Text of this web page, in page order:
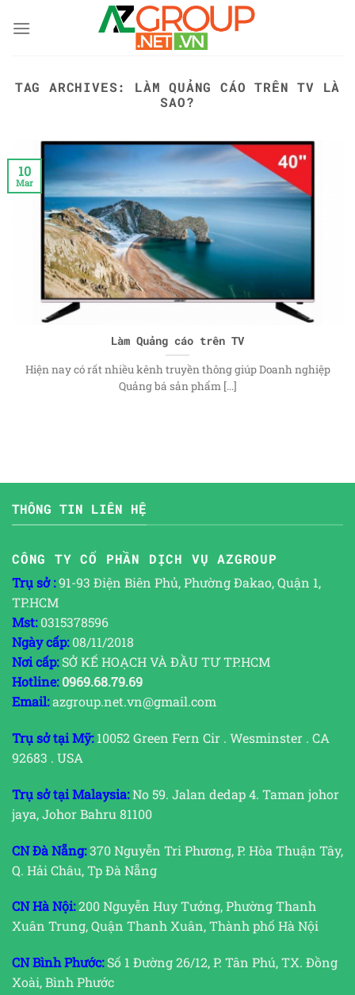
TAG ARCHIVES: LÀM QUẢNG CÁO TRÊN TV LÀ
SAO?
Làm Quảng cáo trên TV
Hiện nay có rất nhiều kênh truyền thông giúp Doanh nghiệp
Quảng bá sản phẩm [...]
10
Mar
THÔNG TIN LIÊN HỆ
CÔNG TY CỔ PHẦN DỊCH VỤ AZGROUP
Trụ sở :91-93 Điện Biên Phủ, Phường Đakao, Quận 1,
TP.HCM
Mst:0315378596
Ngày cấp:08/11/2018
Nơi cấp:SỞ KẾ HOẠCH VÀ ĐẦU TƯ TP.HCM
Hotline: 0969.68.79.69
Email:azgroup.net.vn@gmail.com
Trụ sở tại Mỹ:10052 Green Fern Cir . Wesminster . CA
92683 . USA
Trụ sở tại Malaysia:No 59. Jalan dedap 4. Taman johor
jaya, Johor Bahru 81100
CN Đà Nẵng:370 Nguyễn Tri Phương, P. Hòa Thuận Tây,
Q. Hải Châu, Tp Đà Nẵng
CN Hà Nội:200 Nguyễn Huy Tưởng, Phường Thanh
Xuân Trung, Quận Thanh Xuân, Thành phố Hà Nội
CN Bình Phước:Số 1 Đường 26/12, P. Tân Phú, TX. Đồng
Xoài, Bình Phước